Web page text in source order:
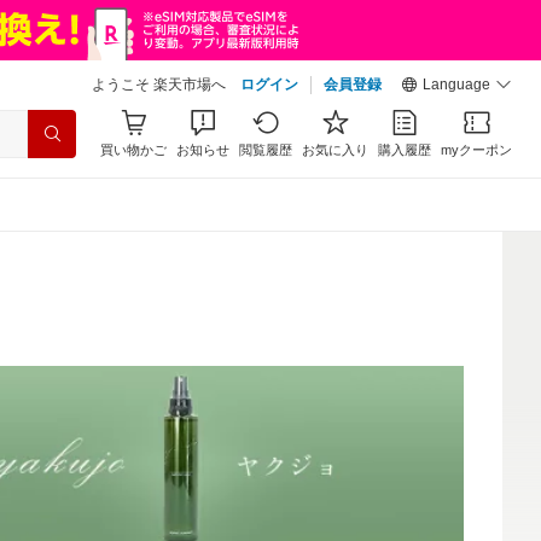
ようこそ 楽天市場へ ログイン 会員登録 Language
買い物かご お知らせ 閲覧履歴 お気に入り 購入履歴 myクーポン